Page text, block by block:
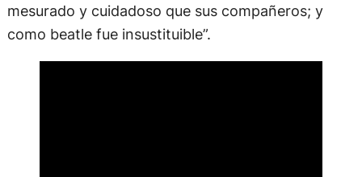
mesurado y cuidadoso que sus compañeros; y
como beatle fue insustituible”.